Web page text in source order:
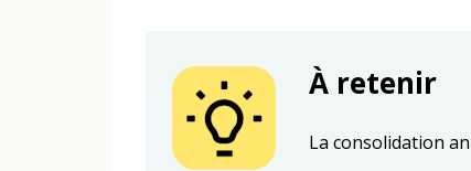
À retenir
La consolidation